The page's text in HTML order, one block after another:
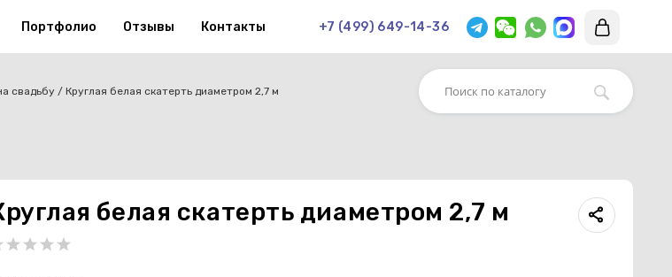
+7 (499) 649-14-36
Портфолио Отзывы Контакты
свадьбу Круглая белая скатерть диаметром 2,7 м
белая скатерть диаметром 2,7 м